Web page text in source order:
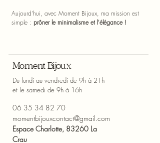
Aujourd’hui, avec Moment Bijoux, ma mission est
simple : prôner le minimalisme et l'élégance !
Moment Bijoux
Du lundi au vendredi de 9h à 21h
et le samedi de 9h à 16h
06 35 34 82 70
momentbijouxcontact@gmail.com
Espace Charlotte, 83260 La
Crau